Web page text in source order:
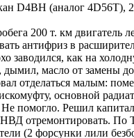
D4BH (аналог 4D56T),
200 т. км двигатель
антифриз в
заводился, как на
дымил, масло от замены
отделаться малым:
основной
помогло. Решил
отремонтировать. По
(2 форсунки лили